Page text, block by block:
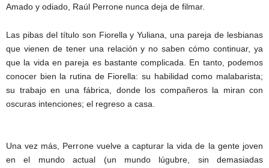
Amado y odiado, Raúl Perrone nunca deja de filmar.
Las pibas del título son Fiorella y Yuliana, una pareja de lesbianas
que vienen de tener una relación y no saben cómo continuar, ya
que la vida en pareja es bastante complicada. En tanto, podemos
conocer bien la rutina de Fiorella: su habilidad como malabarista;
su trabajo en una fábrica, donde los compañeros la miran con
oscuras intenciones; el regreso a casa.
Una vez más, Perrone vuelve a capturar la vida de la gente joven
en el mundo actual (un mundo lúgubre, sin demasiadas